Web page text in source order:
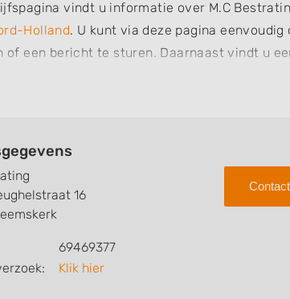
vindt u informatie over M.C
Holland. U kunt via deze pagina
of een bericht te sturen. Daarnaast vindt u
van dit bedrijf, zo kunt u snel zien welke
bedrijf? Bekijk dan andere hoveniers en
16
69469377
Klik hier